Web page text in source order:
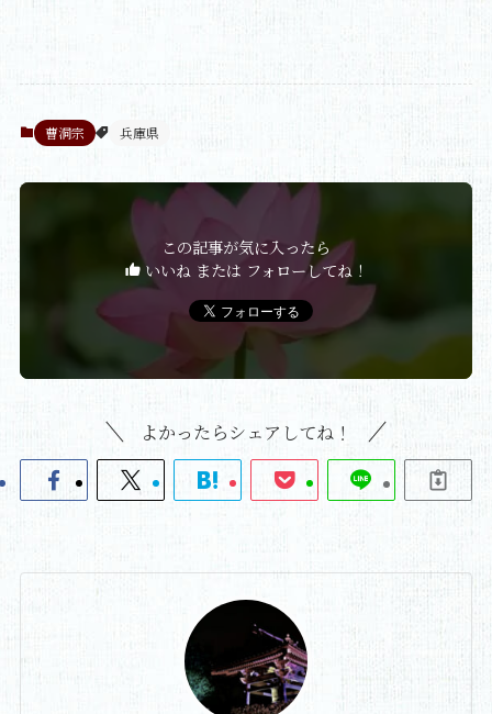
曹洞宗 兵庫県
この記事が気に入ったら
いいね または フォローしてね！
よかったらシェアしてね！